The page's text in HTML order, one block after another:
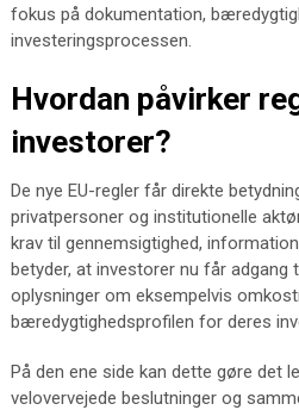
fokus på dokumentation,
investeringsprocessen.
Hvordan påvirker
investorer?
De nye EU-regler får direkte
privatpersoner og institutionelle
krav til gennemsigtighed,
betyder, at investorer nu får adgang
oplysninger om eksempelvis
bæredygtighedsprofilen for deres
På den ene side kan dette gøre det
velovervejede beslutninger og